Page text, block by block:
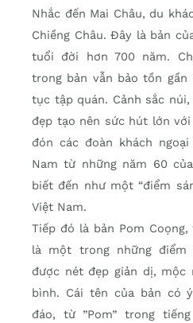
Nhắc đến Mai Châu, du
Chiềng Châu. Đây là bản
tuổi đời hơn 700 năm.
trong bản vẫn bảo tồn gần
tục tập quán. Cảnh sắc
đẹp tạo nên sức hút lớn
đón các đoàn khách
Nam từ những năm 60
biết đến như một “điểm
Việt Nam.
Tiếp đó là bản Pom
là một trong những
được nét đẹp giản dị, mộc
bình. Cái tên của bản có
đáo, từ ”Pom” trong